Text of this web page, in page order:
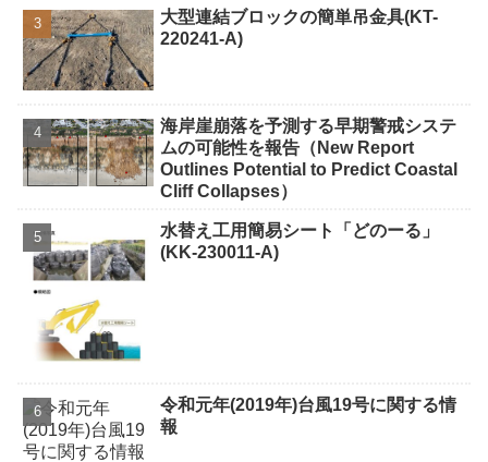
大型連結ブロックの簡単吊金具(KT-
220241-A)
海岸崖崩落を予測する早期警戒システ
ムの可能性を報告（New Report
Outlines Potential to Predict Coastal
Cliff Collapses）
水替え工用簡易シート「どのーる」
(KK-230011-A)
令和元年(2019年)台風19号に関する情
報